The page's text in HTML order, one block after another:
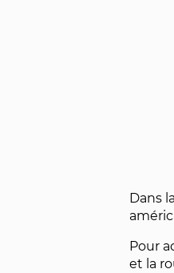
Dans
Pour
et la